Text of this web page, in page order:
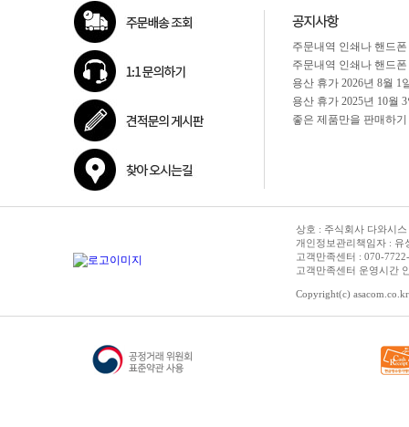
상호 : 주식회사 다와시
개인정보관리책임자 : 유
고객만족센터 : 070-
고객만족센터 운영시간
Copyright(c)